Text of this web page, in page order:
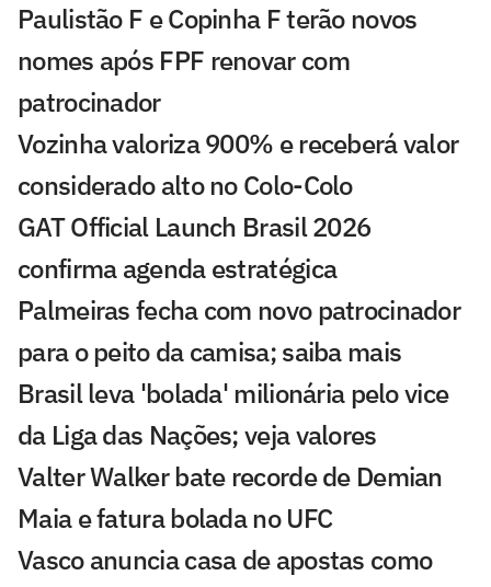
Paulistão F e Copinha F terão novos
nomes após FPF renovar com
patrocinador
Vozinha valoriza 900% e receberá valor
considerado alto no Colo-Colo
GAT Official Launch Brasil 2026
confirma agenda estratégica
Palmeiras fecha com novo patrocinador
para o peito da camisa; saiba mais
Brasil leva 'bolada' milionária pelo vice
da Liga das Nações; veja valores
Valter Walker bate recorde de Demian
Maia e fatura bolada no UFC
Vasco anuncia casa de apostas como